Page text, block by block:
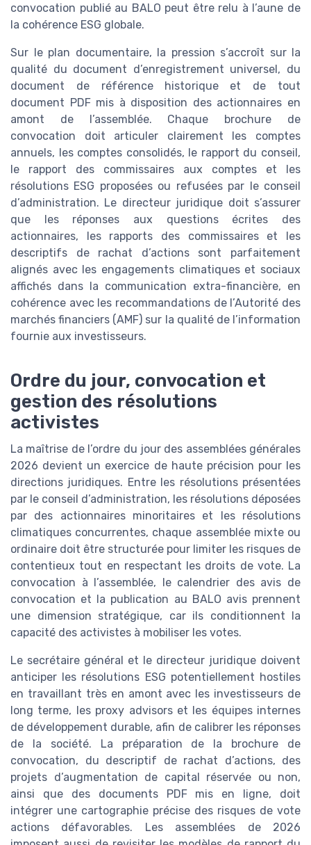
convocation publié au BALO peut être relu à l’aune de
la cohérence ESG globale.
Sur le plan documentaire, la pression s’accroît sur la
qualité du document d’enregistrement universel, du
document de référence historique et de tout
document PDF mis à disposition des actionnaires en
amont de l’assemblée. Chaque brochure de
convocation doit articuler clairement les comptes
annuels, les comptes consolidés, le rapport du conseil,
le rapport des commissaires aux comptes et les
résolutions ESG proposées ou refusées par le conseil
d’administration. Le directeur juridique doit s’assurer
que les réponses aux questions écrites des
actionnaires, les rapports des commissaires et les
descriptifs de rachat d’actions sont parfaitement
alignés avec les engagements climatiques et sociaux
affichés dans la communication extra-financière, en
cohérence avec les recommandations de l’Autorité des
marchés financiers (AMF) sur la qualité de l’information
fournie aux investisseurs.
Ordre du jour, convocation et
gestion des résolutions
activistes
La maîtrise de l’ordre du jour des assemblées générales
2026 devient un exercice de haute précision pour les
directions juridiques. Entre les résolutions présentées
par le conseil d’administration, les résolutions déposées
par des actionnaires minoritaires et les résolutions
climatiques concurrentes, chaque assemblée mixte ou
ordinaire doit être structurée pour limiter les risques de
contentieux tout en respectant les droits de vote. La
convocation à l’assemblée, le calendrier des avis de
convocation et la publication au BALO avis prennent
une dimension stratégique, car ils conditionnent la
capacité des activistes à mobiliser les votes.
Le secrétaire général et le directeur juridique doivent
anticiper les résolutions ESG potentiellement hostiles
en travaillant très en amont avec les investisseurs de
long terme, les proxy advisors et les équipes internes
de développement durable, afin de calibrer les réponses
de la société. La préparation de la brochure de
convocation, du descriptif de rachat d’actions, des
projets d’augmentation de capital réservée ou non,
ainsi que des documents PDF mis en ligne, doit
intégrer une cartographie précise des risques de vote
actions défavorables. Les assemblées de 2026